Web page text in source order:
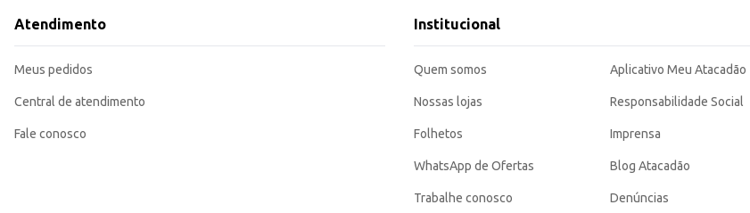
A Água Mineral Uai com gás oferece hidratação e um sabor levemente efervescente, garantindo a satisfação dos clientes e a praticidade para o
Marca: Uai
Categoria: Água com gás
EAN: 7898902920570
Atendimento
Meus pedidos
Central de atendimento
Fale conosco
Institucional
Quem somos
Nossas lojas
Folhetos
WhatsApp de Ofertas
Trabalhe conosco
Aplicativo Meu Atacadão
Responsabilidade Social
Imprensa
Blog Atacadão
Denúncias